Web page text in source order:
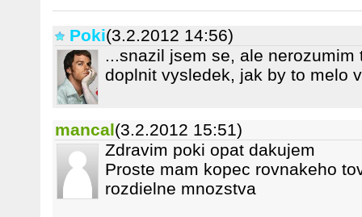
Poki(3.2.2012 14:56)
...snazil jsem se, ale
doplnit vysledek, jak by to melo
mancal(3.2.2012 15:51)
Zdravim poki opat dakujem
Proste mam kopec rovnakeho
rozdielne mnozstva